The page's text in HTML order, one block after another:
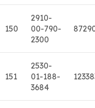
150
2910-
00-790-
2300
151
2530-
01-188-
3684